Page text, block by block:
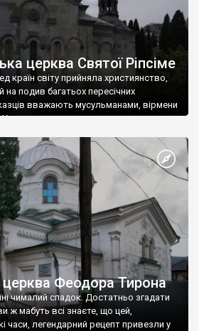
церква Святої Ріпсіме
країн світу прийняла християнство,
на подив багатьох пересічних
вважають мусульманами, вірмени
Христа
церква Феодора Тирона
чималий спадок. Достатньо згадати
ж мабуть всі знаєте, що цей,
часи, легендарний рецепт привезли у